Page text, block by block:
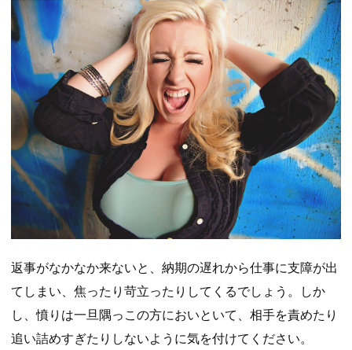
返事がなかなか来ないと、納期の遅れから仕事に支障が出
てしまい、焦ったり苛立ったりしてくるでしょう。しか
し、憤りは一旦隅っこの方においといて、相手を責めたり
追い詰めすぎたりしないように気を付けてください。